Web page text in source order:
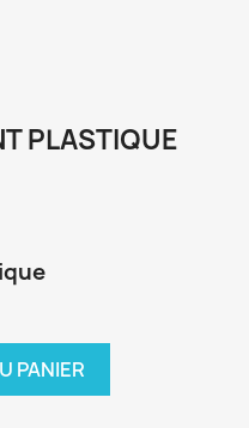
PLASTIQUE
PANIER